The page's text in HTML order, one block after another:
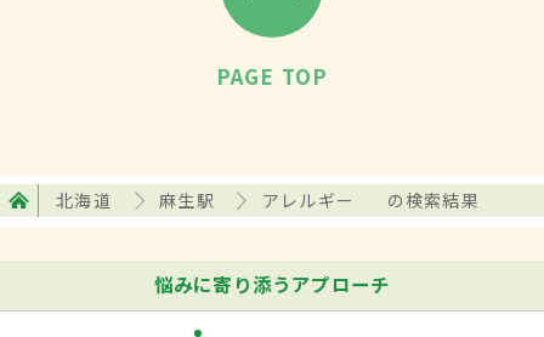
PAGE TOP
北海道 麻生駅 アレルギー の検索結果
悩みに寄り添うアプローチ